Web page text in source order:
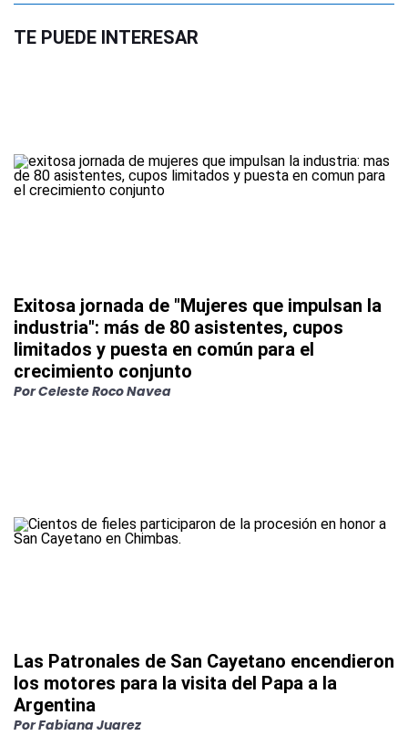
TE PUEDE INTERESAR
Exitosa jornada de "Mujeres que impulsan la
industria": más de 80 asistentes, cupos
limitados y puesta en común para el
crecimiento conjunto
PorCeleste Roco Navea
Las Patronales de San Cayetano encendieron
los motores para la visita del Papa a la
Argentina
PorFabiana Juarez